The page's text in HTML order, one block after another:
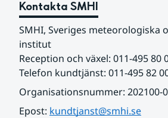
Kontakta SMHI
SMHI, Sveriges meteorologiska
institut
Reception och växel: 011-495 80
Telefon kundtjänst: 011-495 82
Organisationsnummer: 202100-
Epost: kundtjanst@smhi.se